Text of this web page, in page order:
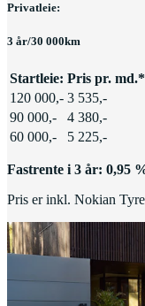
Privatleie:
3 år/30 000km
Startleie: Pris pr. md.*
120 000,- 3 535,-
90 000,-
4 380,-
60 000,-
5 225,-
Fastrente i 3 år: 0,95
Pris er inkl. Nokian